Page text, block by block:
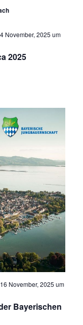
2025
November, 2025 um
Bayerischen
16 November, 2025 um